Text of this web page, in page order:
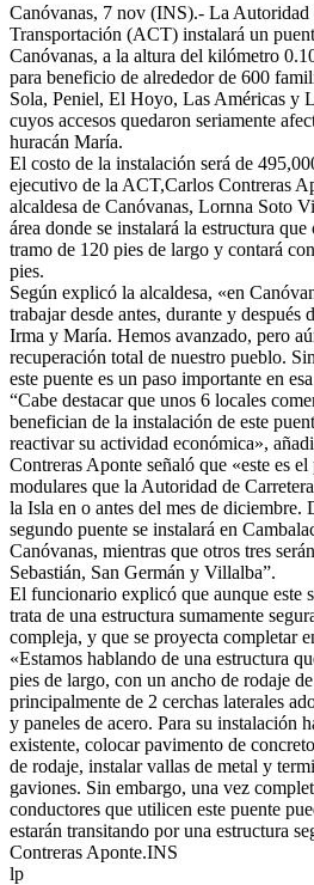
Canóvanas, 7 nov (INS).- La Autoridad
Transportación (ACT) instalará un
Canóvanas, a la altura del kilómetro
para beneficio de alrededor de 600
Sola, Peniel, El Hoyo, Las Américas y
cuyos accesos quedaron seriamente
huracán María.
El costo de la instalación será de
ejecutivo de la ACT,Carlos Contreras
alcaldesa de Canóvanas, Lornna Soto
área donde se instalará la estructura
tramo de 120 pies de largo y contará
pies.
Según explicó la alcaldesa, «en
trabajar desde antes, durante y después
Irma y María. Hemos avanzado, pero
recuperación total de nuestro pueblo.
este puente es un paso importante en
“Cabe destacar que unos 6 locales
benefician de la instalación de este
reactivar su actividad económica»,
Contreras Aponte señaló que «este es
modulares que la Autoridad de
la Isla en o antes del mes de diciembre.
segundo puente se instalará en
Canóvanas, mientras que otros tres
Sebastián, San Germán y Villalba”.
El funcionario explicó que aunque este
trata de una estructura sumamente
compleja, y que se proyecta completar
«Estamos hablando de una estructura
pies de largo, con un ancho de rodaje
principalmente de 2 cerchas laterales
y paneles de acero. Para su instalación
existente, colocar pavimento de
de rodaje, instalar vallas de metal y
gaviones. Sin embargo, una vez
conductores que utilicen este puente
estarán transitando por una estructura
Contreras Aponte.INS
lp